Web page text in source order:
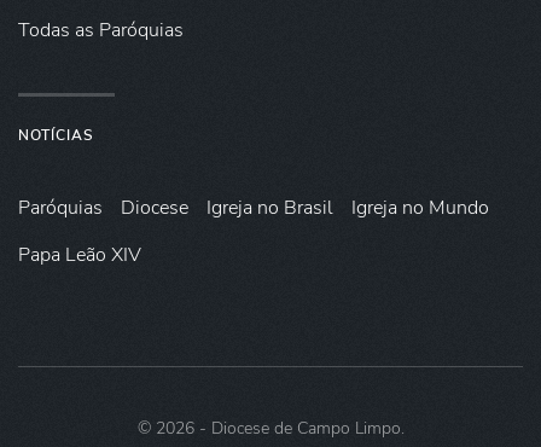
Todas as Paróquias
NOTÍCIAS
Paróquias Diocese Igreja no Brasil
Igreja no Mundo
Papa Leão XIV
© 2026- Diocese de Campo Limpo.